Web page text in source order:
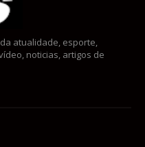
atualidade, esporte,
noticias, artigos de